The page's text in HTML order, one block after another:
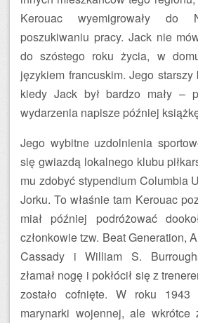
Kerouac wyemigrowały
poszukiwaniu pracy. Jack nie
do szóstego roku życia, w
językiem francuskim. Jego starszy
kiedy Jack był bardzo mały –
wydarzenia napisze później
Jego wybitne uzdolnienia
się gwiazdą lokalnego klubu
mu zdobyć stypendium Columbia
Jorku. To właśnie tam Kerouac
miał później podróżować
członkowie tzw. Beat Generation,
Cassady i William S.
złamał nogę i pokłócił się z
zostało cofnięte. W roku 1943
marynarki wojennej, ale wkrótce